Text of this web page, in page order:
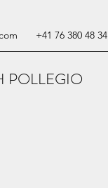
+41 76 380 48 34
POLLEGIO